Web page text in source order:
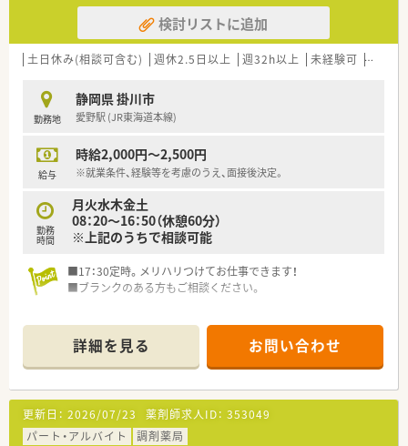
検討リストに追加
土日休み(相談可含む) 週休2.5日以上 週32h以上 未経験可 ブラン
勤務地
静岡県 掛川市
愛野駅 (JR東海道本線)
給与
時給2,000円～2,500円
※就業条件、経験等を考慮のうえ、面接後決定。
勤務
時間
月火水木金土
08：20～16：50（休憩60分）
※上記のうちで相談可能
■17：30定時。メリハリつけてお仕事できます！
■ブランクのある方もご相談ください。
詳細を見る お問い合わせ
更新日： 2026/07/23 薬剤師求人ID： 353049
パート・アルバイト
調剤薬局